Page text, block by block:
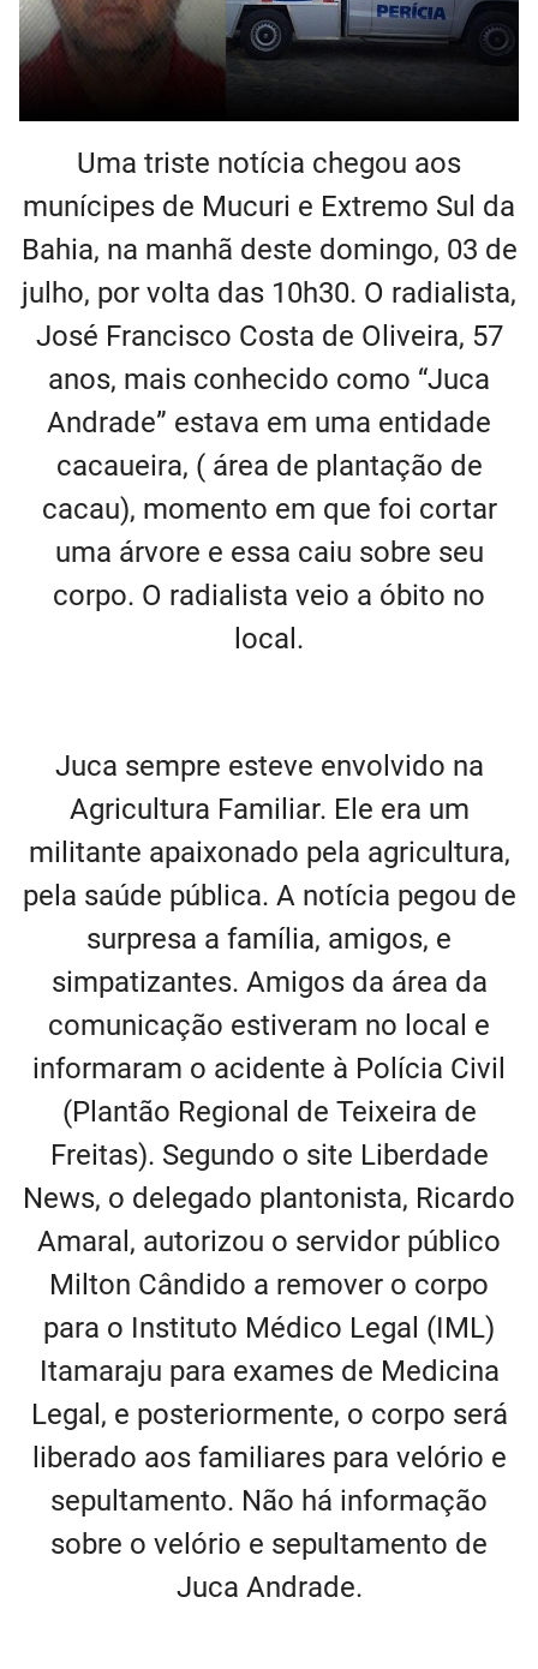
Uma triste notícia chegou aos
munícipes de Mucuri e Extremo Sul da
Bahia, na manhã deste domingo, 03 de
julho, por volta das 10h30. O radialista,
José Francisco Costa de Oliveira, 57
anos, mais conhecido como “Juca
Andrade” estava em uma entidade
cacaueira, ( área de plantação de
cacau), momento em que foi cortar
uma árvore e essa caiu sobre seu
corpo. O radialista veio a óbito no
local.
Juca sempre esteve envolvido na
Agricultura Familiar. Ele era um
militante apaixonado pela agricultura,
pela saúde pública. A notícia pegou de
surpresa a família, amigos, e
simpatizantes. Amigos da área da
comunicação estiveram no local e
informaram o acidente à Polícia Civil
(Plantão Regional de Teixeira de
Freitas). Segundo o site Liberdade
News, o delegado plantonista, Ricardo
Amaral, autorizou o servidor público
Milton Cândido a remover o corpo
para o Instituto Médico Legal (IML)
Itamaraju para exames de Medicina
Legal, e posteriormente, o corpo será
liberado aos familiares para velório e
sepultamento. Não há informação
sobre o velório e sepultamento de
Juca Andrade.